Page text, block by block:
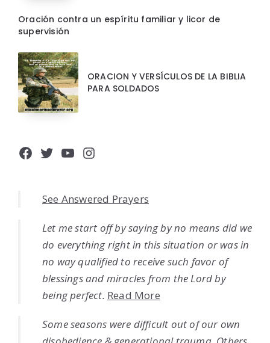
Oración contra un espíritu familiar y licor de
supervisión
ORACION Y VERSÍCULOS DE LA BIBLIA
PARA SOLDADOS
Facebook
Twitter
YouTube
Instagram
See Answered Prayers
Let me start off by saying by no means did we
do everything right in this situation or was in
no way qualified to receive such favor of
blessings and miracles from the Lord by
being perfect. Read More
Some seasons were difficult out of our own